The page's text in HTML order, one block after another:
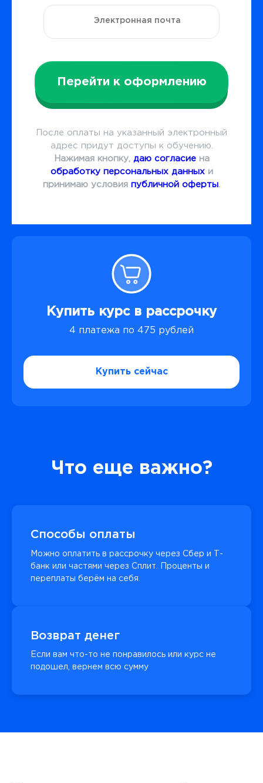
Перейти к оформлению
После оплаты на указанный электронный
адрес придут доступы к обучению.
Нажимая кнопку, даю согласиена
обработку персональных данныхи
принимаю условия публичной оферты.
Купить курс в рассрочку
4 платежа по 475 рублей
Купить сейчас
Что еще важно?
Способы оплаты
Можно оплатить в рассрочку через Сбер и Т-
банк или частями через Сплит. Проценты и
переплаты берём на себя.
Возврат денег
Если вам что-то не понравилось или курс не
подошел, вернем всю сумму